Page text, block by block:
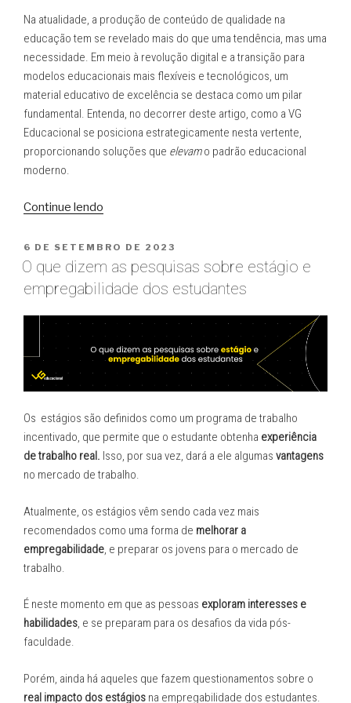
Na atualidade, a produção de conteúdo de qualidade na
educação tem se revelado mais do que uma tendência, mas uma
necessidade. Em meio à revolução digital e a transição para
modelos educacionais mais flexíveis e tecnológicos, um
material educativo de excelência se destaca como um pilar
fundamental. Entenda, no decorrer deste artigo, como a VG
Educacional se posiciona estrategicamente nesta vertente,
proporcionando soluções que elevamo padrão educacional
moderno.
Continue lendo
da
Produção
de
de
qualidade
na
Educação
Moderna.”
PUBLICADO
EM
6 DE SETEMBRO DE 2023
O que dizem as pesquisas sobre estágio e
empregabilidade dos estudantes
Os estágios são definidos como um programa de trabalho
incentivado, que permite que o estudante obtenha experiência
de trabalho real. Isso, por sua vez, dará a ele algumas vantagens
no mercado de trabalho.
Atualmente, os estágios vêm sendo cada vez mais
recomendados como uma forma de melhorar a
empregabilidade, e preparar os jovens para o mercado de
trabalho.
É neste momento em que as pessoas exploram interesses e
habilidades, e se preparam para os desafios da vida pós-
faculdade.
Porém, ainda há aqueles que fazem questionamentos sobre o
real impacto dos estágios na empregabilidade dos estudantes.